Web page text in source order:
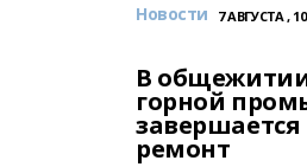
Новости 7 АВГУСТА ,
В
горной
ремонт